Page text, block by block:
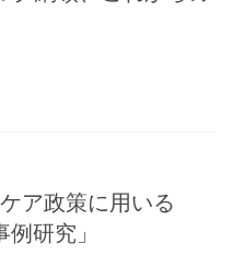
ア政策に用いる
研究」